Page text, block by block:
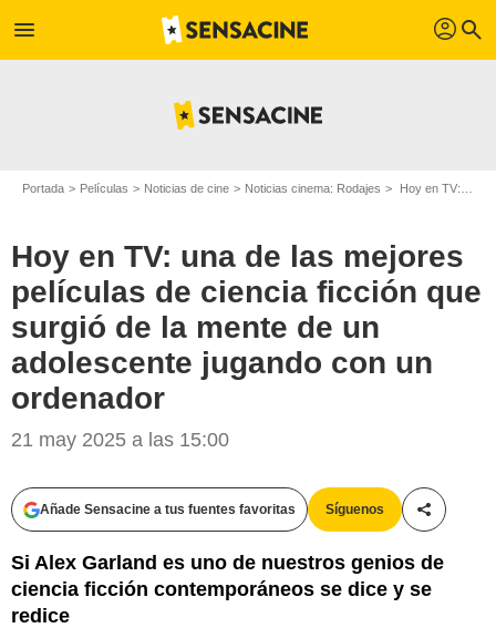
menu profil search
Portada Películas Noticias de cine Noticias cinema: Rodajes Hoy en TV: una de las mejores películas de ciencia ficción que surgió de la mente de un adolescente jugando con un ordenador
Hoy en TV: una de las mejores
películas de ciencia ficción que
surgió de la mente de un
adolescente jugando con un
ordenador
21 may 2025 a las 15:00
Añade Sensacine a tus fuentes favoritas Síguenos
Si Alex Garland es uno de nuestros genios de
ciencia ficción contemporáneos se dice y se
redice